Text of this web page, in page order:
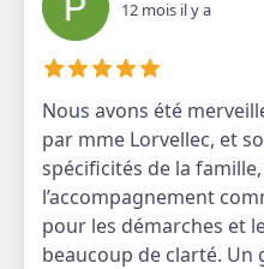
12 mois il y a
Nous avons été
par mme Lorvellec, et
spécificités de la
l’accompagnement
pour les démarches et
beaucoup de clarté. Un